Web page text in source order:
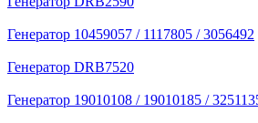
Генератор 10459057 / 1117805 / 3056492
Генератор DRB7520
Генератор 19010108 / 19010185 /